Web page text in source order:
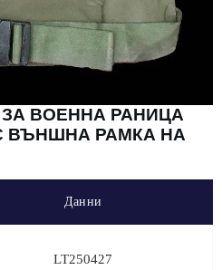
ВОЕННА РАНИЦА
ВЪНШНА РАМКА НА
Данни
LT250427